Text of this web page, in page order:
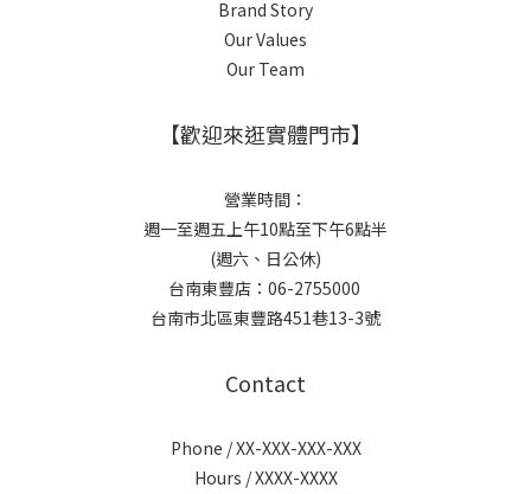
Brand Story
Our Values
Our Team
【歡迎來逛實體門市】
營業時間：
週一至週五上午10點至下午6點半
(週六、日公休)
台南東豐店：06-2755000
台南市北區東豐路451巷13-3號
Contact
Phone / XX-XXX-XXX-XXX
Hours / XXXX-XXXX